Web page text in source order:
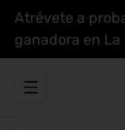
Atrévete a
ganadora en
Abrir menu de